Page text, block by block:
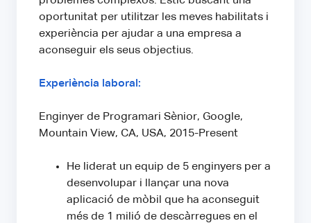
oportunitat per utilitzar les meves habilitats i
experiència per ajudar a una empresa a
aconseguir els seus objectius.
Experiència laboral:
Enginyer de Programari Sènior, Google,
Mountain View, CA, USA, 2015-Present
He liderat un equip de 5 enginyers per a
desenvolupar i llançar una nova
aplicació de mòbil que ha aconseguit
més de 1 milió de descàrregues en el